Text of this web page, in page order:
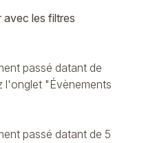
les filtres
passé datant de
l'onglet "Évènements
passé datant de 5